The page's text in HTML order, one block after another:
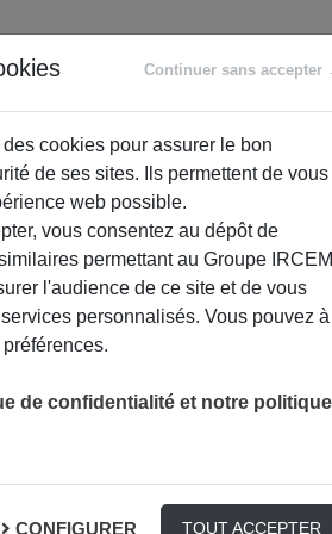
ACCOMPAGNEMENT
1.
Continuer sans accepter
cookies pour assurer le bon
de ses sites. Ils permettent de vous
web possible.
vous consentez au dépôt de
permettant au Groupe IRCEM
l'audience de ce site et de vous
personnalisés. Vous pouvez à
de confidentialité et notre politique
CONFIGURER TOUT ACCEPTER